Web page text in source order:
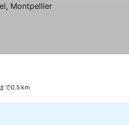
で0.5 km